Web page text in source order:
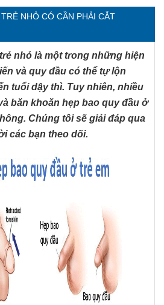
NHỎ CÓ CẦN PHẢI CẮT
nhỏ là một trong những hiện
và quy đầu có thể tự lộn
tuổi dậy thì. Tuy nhiên, nhiều
băn khoăn hẹp bao quy đầu ở
Chúng tôi sẽ giải đáp qua
các bạn theo dõi.